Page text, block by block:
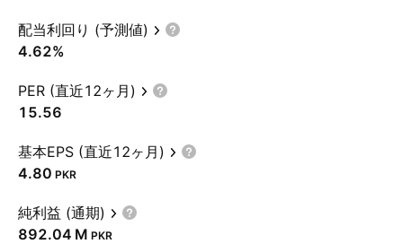
配当利回り (予測値)
4.62%
PER (直近12ヶ月)
15.56
基本EPS (直近12ヶ月)
4.80 PKR
純利益 (通期)
‪892.04 M‬ PKR